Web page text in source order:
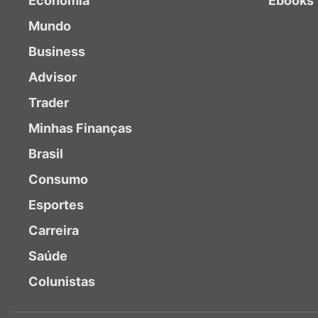
Mundo
Business
Advisor
Trader
Minhas Finanças
Brasil
Consumo
Esportes
Carreira
Saúde
Colunistas